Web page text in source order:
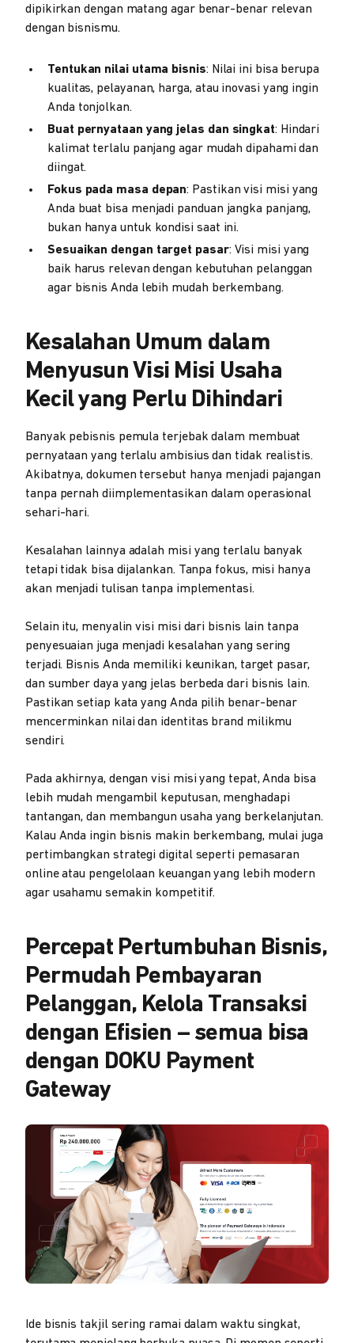
dipikirkan dengan matang agar benar-benar relevan
dengan bisnismu.
Tentukan nilai utama bisnis: Nilai ini bisa berupa
kualitas, pelayanan, harga, atau inovasi yang ingin
Anda tonjolkan.
Buat pernyataan yang jelas dan singkat: Hindari
kalimat terlalu panjang agar mudah dipahami dan
diingat.
Fokus pada masa depan: Pastikan visi misi yang
Anda buat bisa menjadi panduan jangka panjang,
bukan hanya untuk kondisi saat ini.
Sesuaikan dengan target pasar: Visi misi yang
baik harus relevan dengan kebutuhan pelanggan
agar bisnis Anda lebih mudah berkembang.
Kesalahan Umum dalam
Menyusun Visi Misi Usaha
Kecil yang Perlu Dihindari
Banyak pebisnis pemula terjebak dalam membuat
pernyataan yang terlalu ambisius dan tidak realistis.
Akibatnya, dokumen tersebut hanya menjadi pajangan
tanpa pernah diimplementasikan dalam operasional
sehari-hari.
Kesalahan lainnya adalah misi yang terlalu banyak
tetapi tidak bisa dijalankan. Tanpa fokus, misi hanya
akan menjadi tulisan tanpa implementasi.
Selain itu, menyalin visi misi dari bisnis lain tanpa
penyesuaian juga menjadi kesalahan yang sering
terjadi. Bisnis Anda memiliki keunikan, target pasar,
dan sumber daya yang jelas berbeda dari bisnis lain.
Pastikan setiap kata yang Anda pilih benar-benar
mencerminkan nilai dan identitas brand milikmu
sendiri.
Pada akhirnya, dengan visi misi yang tepat, Anda bisa
lebih mudah mengambil keputusan, menghadapi
tantangan, dan membangun usaha yang berkelanjutan.
Kalau Anda ingin bisnis makin berkembang, mulai juga
pertimbangkan strategi digital seperti pemasaran
online atau pengelolaan keuangan yang lebih modern
agar usahamu semakin kompetitif.
Percepat Pertumbuhan Bisnis,
Permudah Pembayaran
Pelanggan, Kelola Transaksi
dengan Efisien – semua bisa
dengan DOKU Payment
Gateway
Ide bisnis takjil sering ramai dalam waktu singkat,